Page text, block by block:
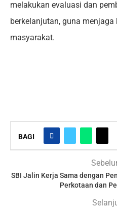
melakukan evaluasi dan
berkelanjutan, guna
masyarakat.
BAGI
SBI Jalin Kerja Sama dengan
Perkotaan dan